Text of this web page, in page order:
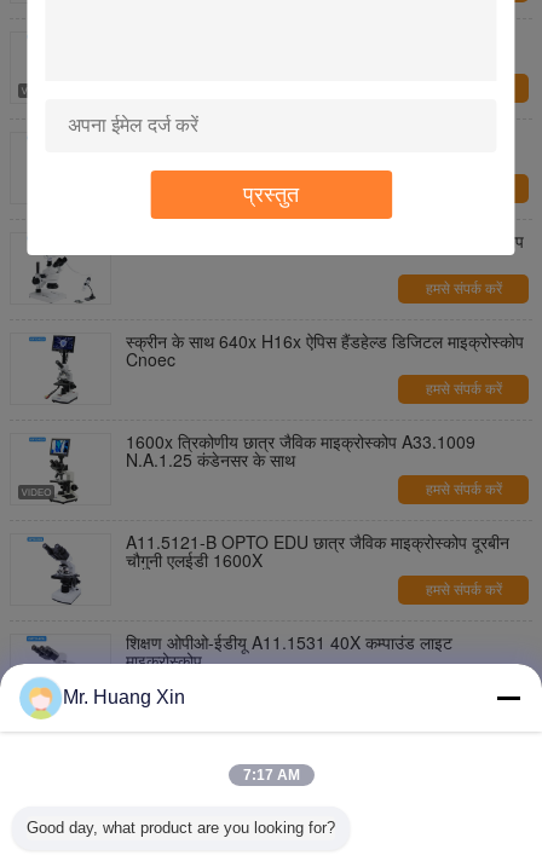
प्रस्तुत
ऑप्टो-ईडीयू ए33.5121-एम 7" एलसीडी बायोलॉजिकल + यूएसबी
स्क्रीन के साथ 2.0m+1.3m 32g Tf कार्ड हैंडहेल्ड माइक्रोस्कोप
हमसे संपर्क करें
स्क्रीन के साथ 640x H16x ऐपिस हैंडहेल्ड डिजिटल माइक्रोस्कोप
Cnoec
हमसे संपर्क करें
1600x त्रिकोणीय छात्र जैविक माइक्रोस्कोप A33.1009
N.A.1.25 कंडेनसर के साथ
हमसे संपर्क करें
A11.5121-B OPTO EDU छात्र जैविक माइक्रोस्कोप दूरबीन
चौगुनी एलईडी 1600X
हमसे संपर्क करें
शिक्षण ओपीओ-ईडीयू A11.1531 40X कम्पाउंड लाइट
माइक्रोस्कोप
स्टीरियो ओपीटीओ ईडीयू 20x-100x द्विनेत्री जैविक माइक्रोस्कोप
Mr. Huang Xin
7:17 AM
Good day, what product are you looking for?